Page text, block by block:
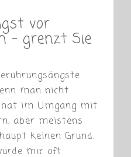
vor
– grenzt Sie
man nicht
im Umgang mit
aber meistens
keinen Grund.
mir oft